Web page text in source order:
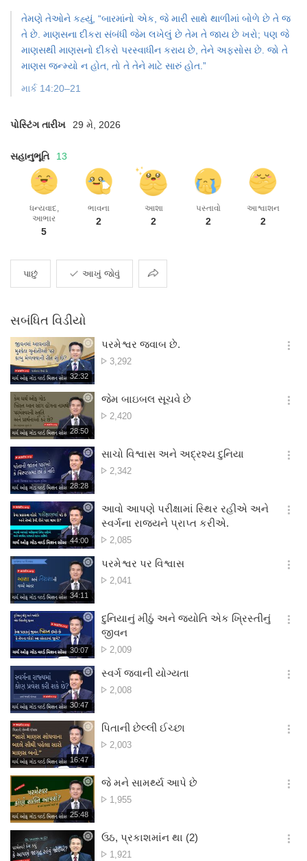
તેમણે તેઓને કહ્યું, “બારમાંનો એક, જે મારી સાથે થાળીમાં બોળે છે તે જ
તે છે. માણસના દીકરા સંબંધી જેમ લખેલું છે તેમ તે જાય છે ખરો; પણ જે
માણસથી માણસનો દીકરો પરસ્વાધીન કરાય છે, તેને અફસોસ છે. જો તે
માણસ જન્મ્યો ન હોત, તો તે તેને માટે સારું હોત.”
માર્ક 14:20–21
પોસ્ટિંગ તારીખ 29 મે, 2026
સહાનુભૂતિ 13
ધન્યવાદ,
આભાર
5
ભાવના
2
આશા
2
પસ્તાવો
2
આશ્વાશન
2
પાછું આખું જોવું વહેંચવું
સબંધિત વિડીયો
재
생
시
간
32:32
પરમેશ્વર જવાબ છે.
દૃશ્ય
3,292
옵
기
재
생
시
간
28:50
જેમ બાઇબલ સૂચવે છે
દૃશ્ય
2,420
옵
기
재
생
시
간
28:28
સાચો વિશ્વાસ અને અદ્રશ્ય દુનિયા
દૃશ્ય
2,342
옵
기
재
생
시
간
44:00
આવો આપણે પરીક્ષામાં સ્થિર રહીએ અને
સ્વર્ગના રાજ્યને પ્રાપ્ત કરીએ.
દૃશ્ય
2,085
옵
기
재
생
시
간
34:11
પરમેશ્વર પર વિશ્વાસ
દૃશ્ય
2,041
옵
기
재
생
시
간
30:07
દુનિયાનું મીઠું અને જ્યોતિ એક ખ્રિસ્તીનું
જીવન
દૃશ્ય
2,009
옵
기
재
생
시
간
30:47
સ્વર્ગ જવાની યોગ્યતા
દૃશ્ય
2,008
옵
기
재
생
시
간
16:47
પિતાની છેલ્લી ઈચ્છા
દૃશ્ય
2,003
옵
기
재
생
시
간
25:48
જે મને સામર્થ્ય આપે છે
દૃશ્ય
1,955
옵
기
ઉઠ, પ્રકાશમાંન થા (2)
દૃશ્ય
1,921
옵